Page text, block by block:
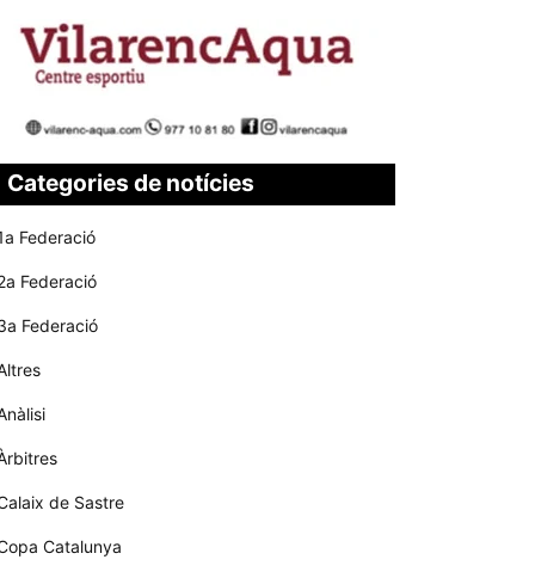
Categories de notícies
Federació
Federació
Federació
de Sastre
Catalunya